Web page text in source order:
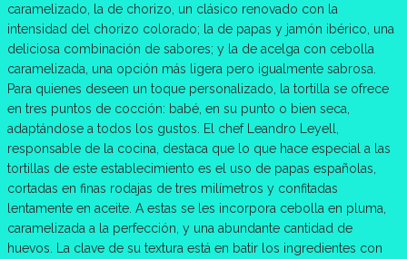
caramelizado, la de chorizo, un clásico renovado con la
intensidad del chorizo colorado; la de papas y jamón ibérico, una
deliciosa combinación de sabores; y la de acelga con cebolla
caramelizada, una opción más ligera pero igualmente sabrosa.
Para quienes deseen un toque personalizado, la tortilla se ofrece
en tres puntos de cocción: babé, en su punto o bien seca,
adaptándose a todos los gustos. El chef Leandro Leyell,
responsable de la cocina, destaca que lo que hace especial a las
tortillas de este establecimiento es el uso de papas españolas,
cortadas en finas rodajas de tres milímetros y confitadas
lentamente en aceite. A estas se les incorpora cebolla en pluma,
caramelizada a la perfección, y una abundante cantidad de
huevos. La clave de su textura está en batir los ingredientes con